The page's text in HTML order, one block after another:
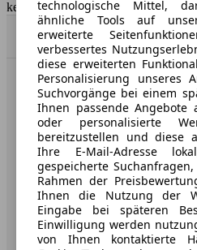
keine Gewähr.
AutoScout24: Europaweit der
Unternehmen
Über AutoScout24
Presse
Karriere
technologische Mittel,
ähnliche Tools auf
erweiterte
verbessertes
diese erweiterten
Personalisierung unseres
Suchvorgänge bei einem
Ihnen passende Angebote
oder personalisierte
bereitzustellen und diese
Ihre E-Mail-Adresse
gespeicherte
Rahmen der
Ihnen die Nutzung der
Eingabe bei späteren
Einwilligung werden
von Ihnen kontaktierte